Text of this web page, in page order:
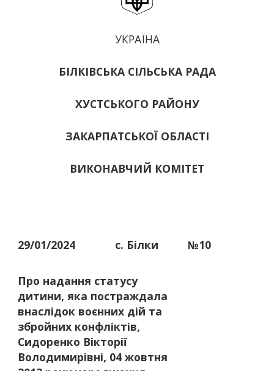
УКРАЇНА
БІЛКІВСЬКА СІЛЬСЬКА РАДА
ХУСТСЬКОГО РАЙОНУ
ЗАКАРПАТСЬКОЇ ОБЛАСТІ
ВИКОНАВЧИЙ КОМІТЕТ
29/01/2024 с. Білки №10
Про надання статусу
дитини, яка постраждала
внаслідок воєнних дій та
збройних конфліктів,
Сидоренко Вікторії
Володимирівні, 04 жовтня